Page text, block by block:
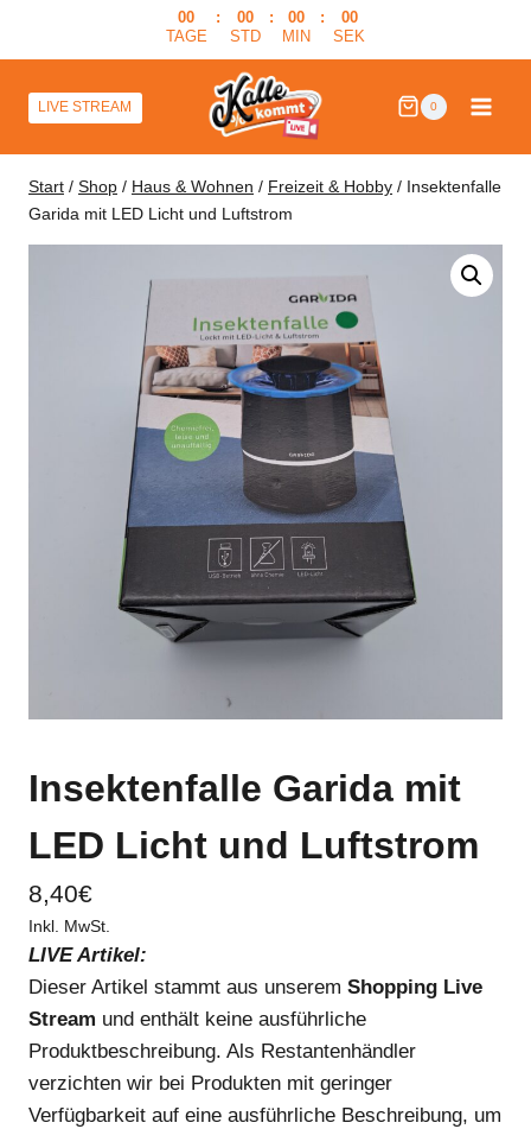
00
TAGE
:
00
STD
:
00
MIN
:
00
SEK
LIVE STREAM 0
Start / Shop / Haus & Wohnen / Freizeit & Hobby / Insektenfalle
Garida mit LED Licht und Luftstrom
Insektenfalle Garida mit
LED Licht und Luftstrom
8,40€
Inkl. MwSt.
LIVE Artikel:
Dieser Artikel stammt aus unserem Shopping Live
Stream und enthält keine ausführliche
Produktbeschreibung. Als Restantenhändler
verzichten wir bei Produkten mit geringer
Verfügbarkeit auf eine ausführliche Beschreibung, um